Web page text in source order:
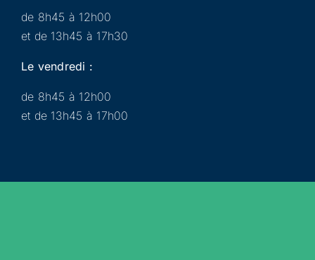
de 8h45 à 12h00
et de 13h45 à 17h30
Le vendredi :
de 8h45 à 12h00
et de 13h45 à 17h00